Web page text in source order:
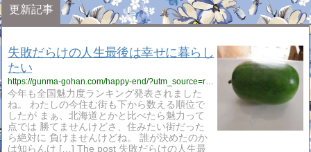
更新記事
失敗だらけの人生最後は幸せに暮らし
たい
今年も全国魅力度ランキング発表されました
ね。 わたしの今住む街も下から数える順位で
したが まぁ、北海道とかと比べたら魅力って
点では 勝てませんけどさ、住みたい街だった
ら絶対に 負けませんけどね。 誰が決めたのか
は知らんけ […] The post 失敗だらけの人生最